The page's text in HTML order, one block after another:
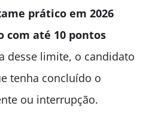
prático em 2026
com até 10 pontos
desse limite, o candidato
tenha concluído o
ou interrupção.